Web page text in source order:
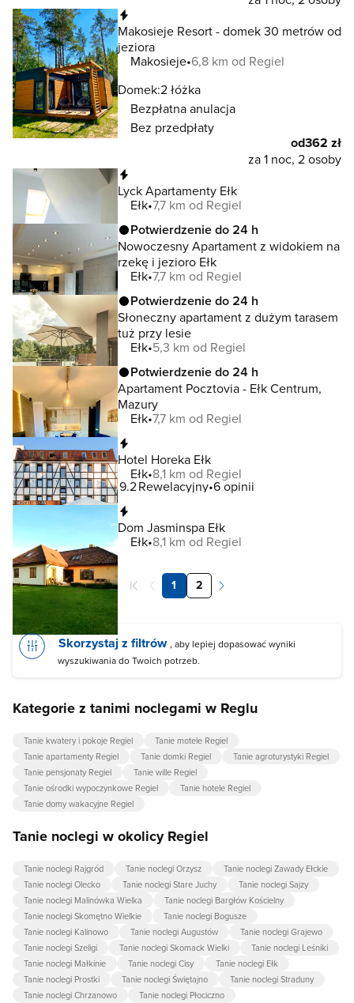
Makosieje Resort - domek 30 metrów od
jeziora
Makosieje 6,8 km od Regiel
Domek:2 łóżka
Bezpłatna anulacja
Bez przedpłaty
od362 zł
za 1 noc, 2 osoby
Lyck Apartamenty Ełk
Ełk 7,7 km od Regiel
Potwierdzenie do 24 h
Nowoczesny Apartament z widokiem na
rzekę i jezioro Ełk
Ełk 7,7 km od Regiel
Potwierdzenie do 24 h
Słoneczny apartament z dużym tarasem
tuż przy lesie
Ełk 5,3 km od Regiel
Potwierdzenie do 24 h
Apartament Pocztovia - Ełk Centrum,
Mazury
Ełk 7,7 km od Regiel
Hotel Horeka Ełk
Ełk 8,1 km od Regiel
9.2Rewelacyjny 6 opinii
Dom Jasminspa Ełk
Ełk 8,1 km od Regiel
1 2
Skorzystaj z filtrów , aby lepiej dopasować wyniki
wyszukiwania do Twoich potrzeb.
Kategorie z tanimi noclegami w Reglu
Tanie kwatery i pokoje Regiel
Tanie motele Regiel
Tanie apartamenty Regiel
Tanie domki Regiel
Tanie agroturystyki Regiel
Tanie pensjonaty Regiel
Tanie wille Regiel
Tanie ośrodki wypoczynkowe Regiel
Tanie hotele Regiel
Tanie domy wakacyjne Regiel
Tanie noclegi w okolicy Regiel
Tanie noclegi Rajgród Tanie noclegi Orzysz
Tanie noclegi Zawady Ełckie
Tanie noclegi Olecko
Tanie noclegi Stare Juchy
Tanie noclegi Sajzy
Tanie noclegi Malinówka Wielka
Tanie noclegi Bargłów Kościelny
Tanie noclegi Skomętno Wielkie
Tanie noclegi Bogusze
Tanie noclegi Kalinowo
Tanie noclegi Augustów
Tanie noclegi Grajewo
Tanie noclegi Szeligi
Tanie noclegi Skomack Wielki
Tanie noclegi Leśniki
Tanie noclegi Małkinie
Tanie noclegi Cisy
Tanie noclegi Ełk
Tanie noclegi Prostki
Tanie noclegi Świętajno
Tanie noclegi Straduny
Tanie noclegi Chrzanowo
Tanie noclegi Płociczno